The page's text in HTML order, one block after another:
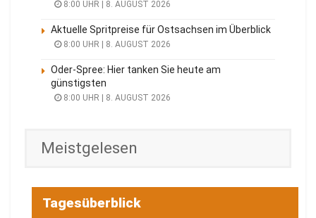
8:00 UHR | 8. AUGUST 2026
Aktuelle Spritpreise für Ostsachsen im Überblick
8:00 UHR | 8. AUGUST 2026
Oder-Spree: Hier tanken Sie heute am
günstigsten
8:00 UHR | 8. AUGUST 2026
Meistgelesen
Tagesüberblick